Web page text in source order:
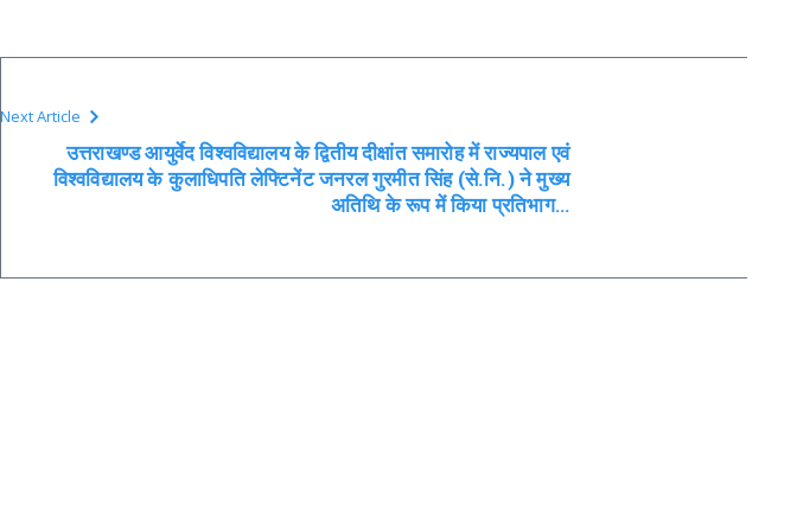
Next Article
उत्तराखण्ड आयुर्वेद विश्वविद्यालय के द्वितीय दीक्षांत समारोह में राज्यपाल एवं
विश्वविद्यालय के कुलाधिपति लेफ्टिनेंट जनरल गुरमीत सिंह (से.नि.) ने मुख्य
अतिथि के रूप में किया प्रतिभाग…